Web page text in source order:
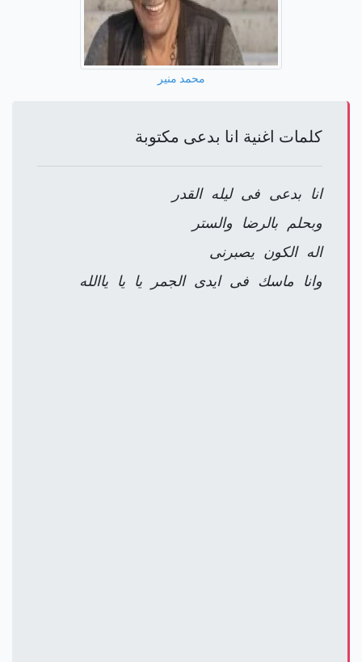
محمد منير
كلمات اغنية انا بدعى مكتوبة
انا بدعى فى ليله القدر
وبحلم بالرضا والستر
اله الكون يصبرنى
وانا ماسك فى ايدى الجمر يا يا ياالله